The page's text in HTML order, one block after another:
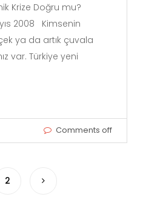
Krize Doğru mu?
2008 Kimsenin
ya da artık çuvala
var. Türkiye yeni
Comments off
2